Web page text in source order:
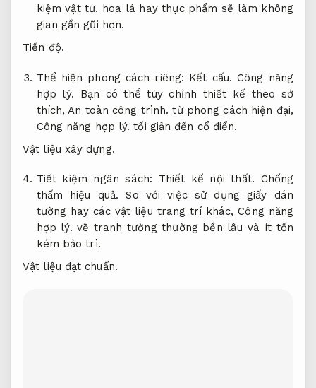
kiệm vật tư. hoa lá hay thực phẩm sẽ làm không
gian gần gũi hơn.
Tiến độ.
Thể hiện phong cách riêng: Kết cấu. Công năng
hợp lý. Bạn có thể tùy chỉnh thiết kế theo sở
thích,An toàn công trình. từ phong cách hiện đại,
Công năng hợp lý. tối giản đến cổ điển.
Vật liệu xây dựng.
Tiết kiệm ngân sách: Thiết kế nội thất. Chống
thấm hiệu quả. So với việc sử dụng giấy dán
tường hay các vật liệu trang trí khác,Công năng
hợp lý. vẽ tranh tường thường bền lâu và ít tốn
kém bảo trì.
Vật liệu đạt chuẩn.